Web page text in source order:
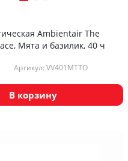
Ambientair The
Мята и базилик, 40 ч
Артикул: VV401MTTO
В корзину